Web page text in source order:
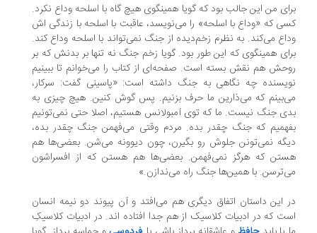
من این جالب بود که گویا همینگوی هیچ گاه با اسلحه وداع نکرد.
که «وداع با اسلحه» را می‌نویسد، عاقبت با اسلحه با زندگی اش
می‌کند. به نظرم زخم‌دیده از جنگ نمی‌تواند با اسلحه وداع کند.
همینگوی که این طور بود. گویا زخم جنگ نه تنها بر بدنش که بر
هم نقش بسته است. صفحه‌ای از کتاب را می‌خوانم تا ببینیم
چه نگاهی به جنگ داشته است: «پاسینی گفت: سرکار،
که می‌ذارین ما حرف بزنیم. پس گوش کنین. هیچ چیزی به
جنگ نیست. ما که توی آمبولانس هستیم، اصلا حتی نمی‌تونیم
که جنگ چقدر بده. مردم وقتی می‌فهمن جنگ چقدر بده،
نمی‌تونن جلوش رو بگیرن، چون دیوونه می‌شن. بعضی‌ها هم
که هرگز نمی‌فهمن. بعضی‌ها هم هستن که از افسراشون
با همین‌ها جنگ راه می‌ندازن.»
این داستان اتفاق دیگری هم می‌افتد و آن پیوند دو نیمه انسان
که در ادبیات کلاسیک از هم جدا افتاده اند. در ادبیات کلاسیکِ